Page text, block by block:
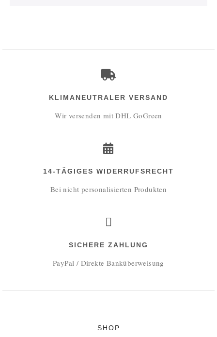
KLIMANEUTRALER VERSAND
Wir versenden mit DHL GoGreen
14-TÄGIGES WIDERRUFSRECHT
Bei nicht personalisierten Produkten
SICHERE ZAHLUNG
PayPal / Direkte Banküberweisung
SHOP